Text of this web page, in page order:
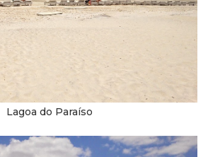
Lagoa do Paraíso